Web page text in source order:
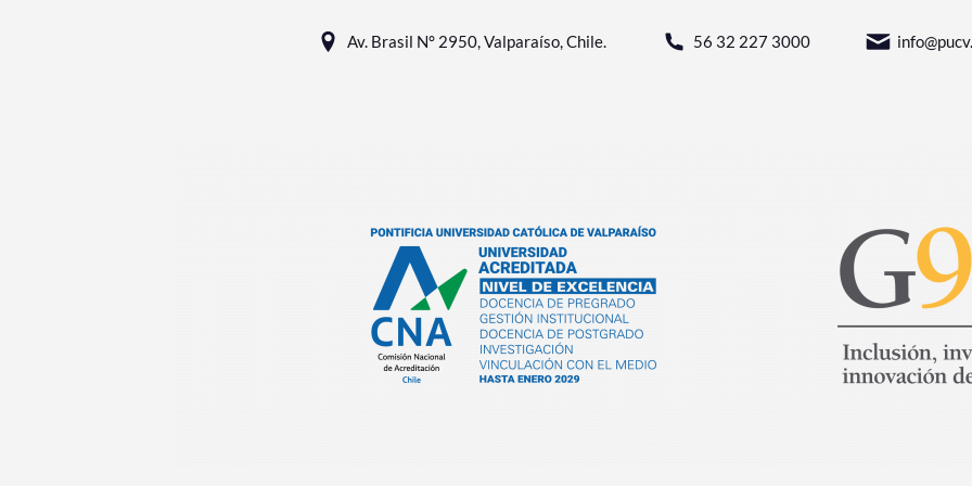
Av. Brasil N° 2950, Valparaíso, Chile. 56 32 227 3000